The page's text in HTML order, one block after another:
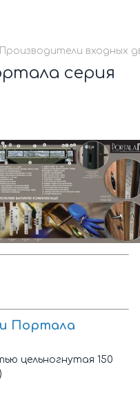
Производители входных
серия
Портала
цельногнутая 150